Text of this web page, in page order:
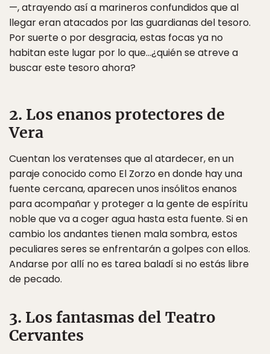
—, atrayendo así a marineros confundidos que al
llegar eran atacados por las guardianas del tesoro.
Por suerte o por desgracia, estas focas ya no
habitan este lugar por lo que…¿quién se atreve a
buscar este tesoro ahora?
2. Los enanos protectores de
Vera
Cuentan los veratenses que al atardecer, en un
paraje conocido como El Zorzo en donde hay una
fuente cercana, aparecen unos insólitos enanos
para acompañar y proteger a la gente de espíritu
noble que va a coger agua hasta esta fuente. Si en
cambio los andantes tienen mala sombra, estos
peculiares seres se enfrentarán a golpes con ellos.
Andarse por allí no es tarea baladí si no estás libre
de pecado.
3. Los fantasmas del Teatro
Cervantes